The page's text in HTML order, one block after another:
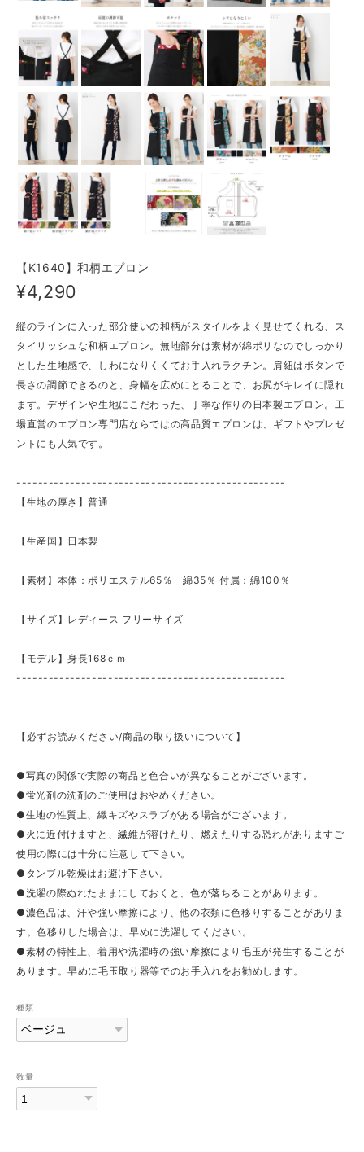
【K1640】和柄エプロン
¥4,290
縦のラインに入った部分使いの和柄がスタイルをよく見せてくれる、ス
タイリッシュな和柄エプロン。無地部分は素材が綿ポリなのでしっかり
とした生地感で、しわになりくくてお手入れラクチン。肩紐はボタンで
長さの調節できるのと、身幅を広めにとることで、お尻がキレイに隠れ
ます。デザインや生地にこだわった、丁寧な作りの日本製エプロン。工
場直営のエプロン専門店ならではの高品質エプロンは、ギフトやプレゼ
ントにも人気です。
--------------------------------------------------
【生地の厚さ】普通
【生産国】日本製
【素材】本体：ポリエステル65％ 綿35％ 付属：綿100％
【サイズ】レディース フリーサイズ
【モデル】身長168ｃｍ
--------------------------------------------------
【必ずお読みください/商品の取り扱いについて】
●写真の関係で実際の商品と色合いが異なることがございます。
●蛍光剤の洗剤のご使用はおやめください。
●生地の性質上、織キズやスラブがある場合がございます。
●火に近付けますと、繊維が溶けたり、燃えたりする恐れがありますご
使用の際には十分に注意して下さい。
●タンブル乾燥はお避け下さい。
●洗濯の際ぬれたままにしておくと、色が落ちることがあります。
●濃色品は、汗や強い摩擦により、他の衣類に色移りすることがありま
す。色移りした場合は、早めに洗濯してください。
●素材の特性上、着用や洗濯時の強い摩擦により毛玉が発生することが
あります。早めに毛玉取り器等でのお手入れをお勧めします。
種類
数量